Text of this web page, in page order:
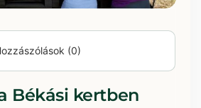
(0)
Békási kertben